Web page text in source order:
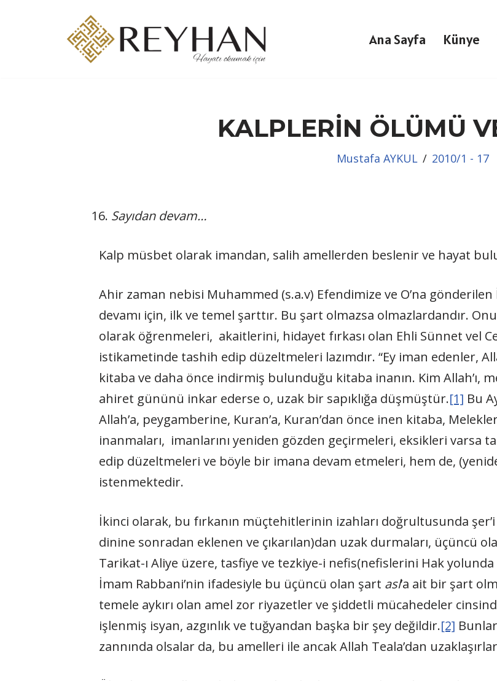
Ana Sayfa Künye
KALPLERİN ÖLÜMÜ
Mustafa AYKUL 2010/1 - 17
Sayıdan devam…
Kalp müsbet olarak imandan, salih amellerden beslenir ve hayat
Ahir zaman nebisi Muhammed (s.a.v) Efendimize ve O’na
devamı için, ilk ve temel şarttır. Bu şart olmazsa olmazlardandır.
olarak öğrenmeleri, akaitlerini, hidayet fırkası olan Ehli Sünnet vel
istikametinde tashih edip düzeltmeleri lazımdır. “Ey iman edenler,
kitaba ve daha önce indirmiş bulunduğu kitaba inanın. Kim Allah’ı,
ahiret gününü inkar ederse o, uzak bir sapıklığa düşmüştür.[1] Bu
Allah’a, peygamberine, Kuran’a, Kuran’dan önce inen kitaba,
inanmaları, imanlarını yeniden gözden geçirmeleri, eksikleri varsa
edip düzeltmeleri ve böyle bir imana devam etmeleri, hem de,
istenmektedir.
İkinci olarak, bu fırkanın müçtehitlerinin izahları doğrultusunda
dinine sonradan eklenen ve çıkarılan)dan uzak durmaları, üçüncü
Tarikat-ı Aliye üzere, tasfiye ve tezkiye-i nefis(nefislerini Hak
İmam Rabbani’nin ifadesiyle bu üçüncü olan şart asl’a ait bir şart
temele aykırı olan amel zor riyazetler ve şiddetli mücahedeler
işlenmiş isyan, azgınlık ve tuğyandan başka bir şey değildir.[2]
zannında olsalar da, bu amelleri ile ancak Allah Teala’dan